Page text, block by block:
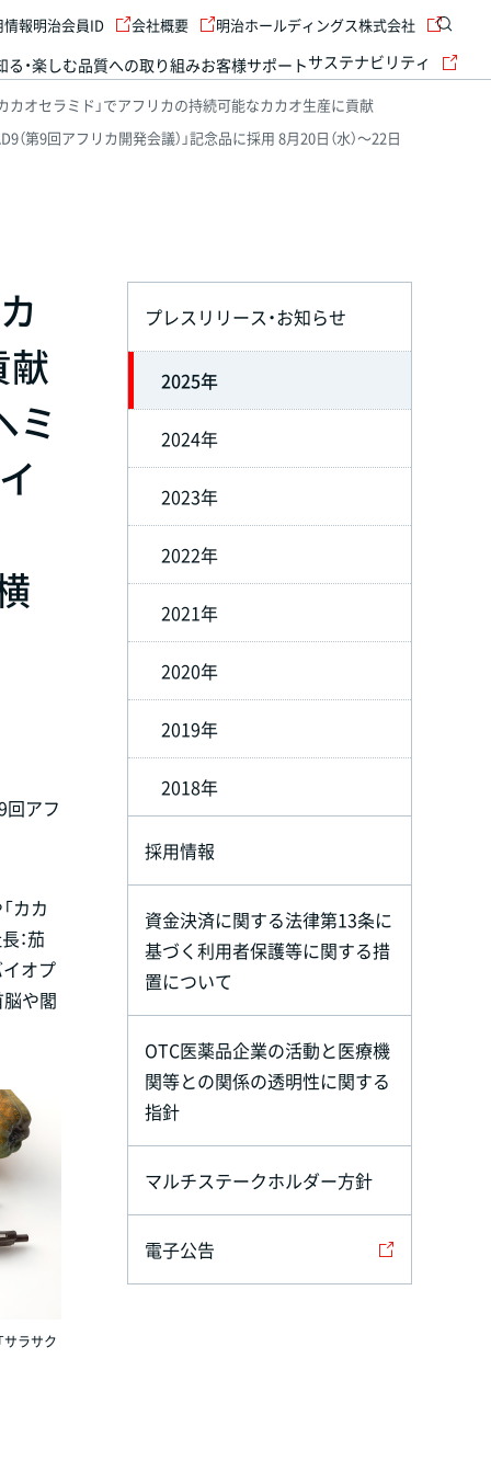
る・楽しむ品質への取り組みお客様サポートサステナビリティ
情報明治会員ID 会社概要 明治ホールディングス株式会社
カオセラミド」でアフリカの持続可能なカカオ生産に貢献
9回アフリカ開発会議）」記念品に採用 8月20日（水）～22日
献
ミ
回アフ
カカ
：茄
イオプ
や閣
サラサク
プレスリリース・お知らせ
2025年
2024年
2023年
2022年
2021年
2020年
2019年
2018年
採用情報
資金決済に関する法律第13条に
基づく利用者保護等に関する措
置について
OTC医薬品企業の活動と医療機
関等との関係の透明性に関する
指針
マルチステークホルダー方針
電子公告